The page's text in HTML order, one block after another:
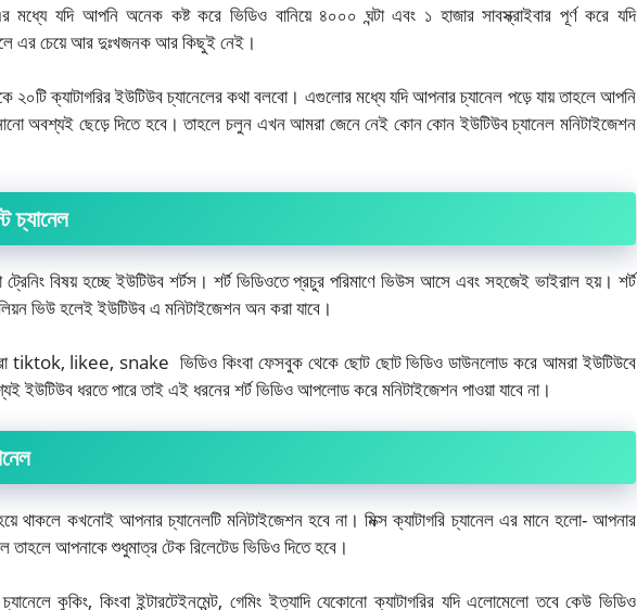
যদি আপনি অনেক কষ্ট করে ভিডিও বানিয়ে ৪০০০ ঘন্টা এবং ১ হাজার সাবস্ক্রাইবার পূর্ণ করে যদি
এর চেয়ে আর দুঃখজনক আর কিছুই নেই।
ক্যাটাগরির ইউটিউব চ্যানেলের কথা বলবো। এগুলোর মধ্যে যদি আপনার চ্যানেল পড়ে যায় তাহলে আপনি
অবশ্যই ছেড়ে দিতে হবে। তাহলে চলুন এখন আমরা জেনে নেই কোন কোন ইউটিউব চ্যানেল মনিটাইজেশন
চ্যানেল
ট্রেনিং বিষয় হচ্ছে ইউটিউব শর্টস। শর্ট ভিডিওতে প্রচুর পরিমাণে ভিউস আসে এবং সহজেই ভাইরাল হয়। শর্ট
ভিউ হলেই ইউটিউব এ মনিটাইজেশন অন করা যাবে।
tiktok, likee, snake ভিডিও কিংবা ফেসবুক থেকে ছোট ছোট ভিডিও ডাউনলোড করে আমরা ইউটিউবে
ধরতে পারে তাই এই ধরনের শর্ট ভিডিও আপলোড করে মনিটাইজেশন পাওয়া যাবে না।
হয়ে থাকলে কখনোই আপনার চ্যানেলটি মনিটাইজেশন হবে না। মিক্স ক্যাটাগরি চ্যানেল এর মানে হলো- আপনার
তাহলে আপনাকে শুধুমাত্র টেক রিলেটেড ভিডিও দিতে হবে।
কুকিং, কিংবা ইন্টারটেইনমেন্ট, গেমিং ইত্যাদি যেকোনো ক্যাটাগরির যদি এলোমেলো তবে কেউ ভিডিও